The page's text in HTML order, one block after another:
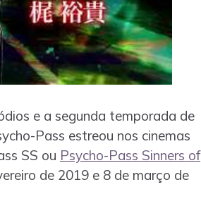
e a segunda temporada de
Pass estreou nos cinemas
SS ou Psycho-Pass Sinners of
de 2019 e 8 de março de